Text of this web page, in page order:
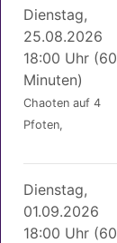
Dienstag,
25.08.2026
18:00 Uhr (60
Minuten)
Chaoten auf 4
Pfoten,
Dienstag,
01.09.2026
18:00 Uhr (60